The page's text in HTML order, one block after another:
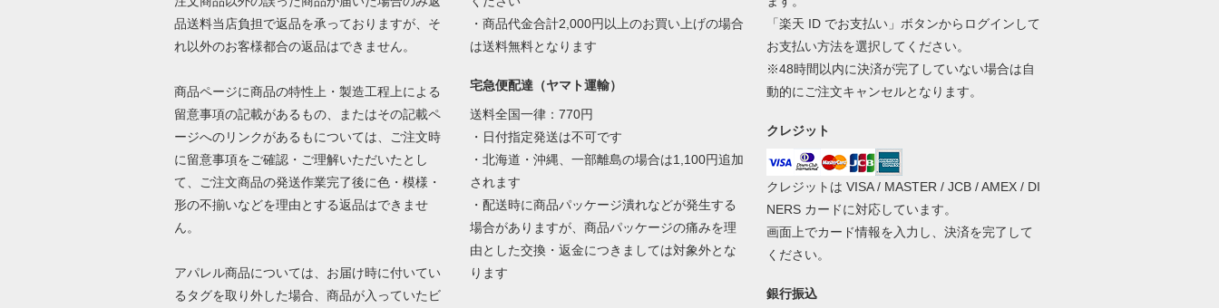
品送料当店負担で返品を承っておりますが、そ
れ以外のお客様都合の返品はできません。
商品ページに商品の特性上・製造工程上による
留意事項の記載があるもの、またはその記載ペ
ージへのリンクがあるもについては、ご注文時
に留意事項をご確認・ご理解いただいたとし
て、ご注文商品の発送作業完了後に色・模様・
形の不揃いなどを理由とする返品はできませ
ん。
アパレル商品については、お届け時に付いてい
るタグを取り外した場合、商品が入っていたビ
・商品代金合計2,000円以上のお買い上げの場合
は送料無料となります
宅急便配達（ヤマト運輸）
送料全国一律：770円
・日付指定発送は不可です
・北海道・沖縄、一部離島の場合は1,100円追加
されます
・配送時に商品パッケージ潰れなどが発生する
場合がありますが、商品パッケージの痛みを理
由とした交換・返金につきましては対象外とな
ります
「楽天 ID でお支払い」ボタンからログインして
お支払い方法を選択してください。
※48時間以内に決済が完了していない場合は自
動的にご注文キャンセルとなります。
クレジット
クレジットは VISA / MASTER / JCB / AMEX / DI
NERS カードに対応しています。
画面上でカード情報を入力し、決済を完了して
ください。
銀行振込